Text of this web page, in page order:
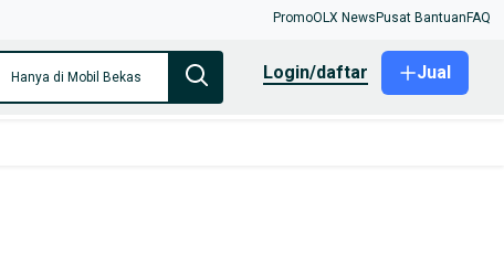
PromoOLX News Pusat Bantuan FAQ
Hanya di Mobil Bekas login/daftar Jual